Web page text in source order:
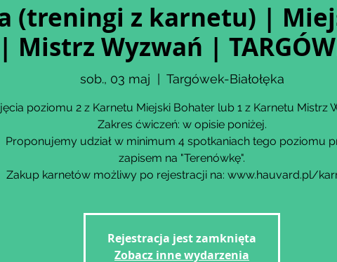
(treningi z karnetu) |
| Mistrz Wyzwań |
sob., 03 maj Targówek-Białołęka
poziomu 2 z Karnetu Miejski Bohater lub 1 z Karnetu Mistrz
Zakres ćwiczeń: w opisie poniżej.
Proponujemy udział w minimum 4 spotkaniach tego poziomu
zapisem na "Terenówkę".
Zakup karnetów możliwy po rejestracji na: www.hauvard.pl/
Rejestracja jest zamknięta
Zobacz inne wydarzenia